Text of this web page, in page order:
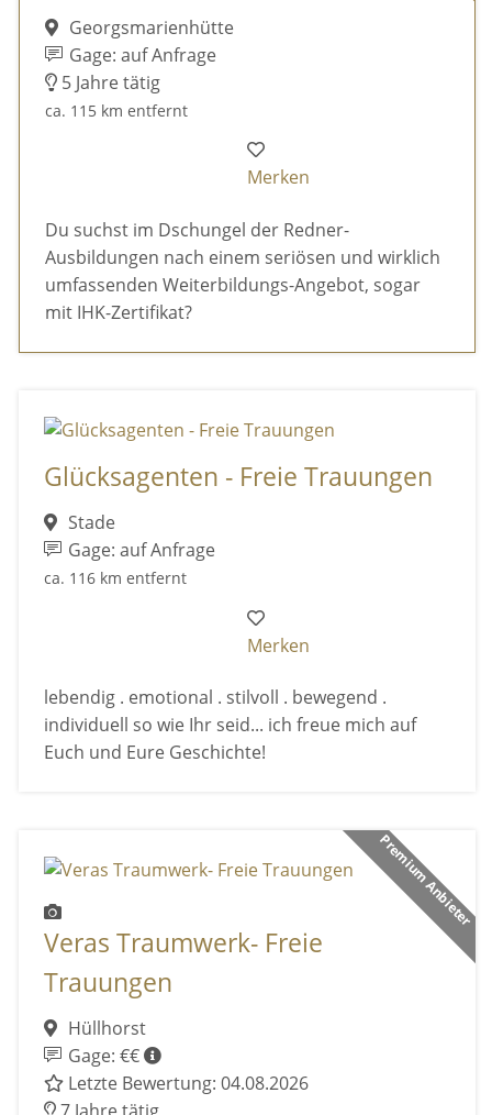
Georgsmarienhütte
Gage: auf Anfrage
5 Jahre tätig
ca. 115 km entfernt
Merken
Du suchst im Dschungel der Redner-
Ausbildungen nach einem seriösen und wirklich
umfassenden Weiterbildungs-Angebot, sogar
mit IHK-Zertifikat?
Glücksagenten - Freie Trauungen
Stade
Gage: auf Anfrage
ca. 116 km entfernt
Merken
lebendig . emotional . stilvoll . bewegend .
individuell so wie Ihr seid... ich freue mich auf
Euch und Eure Geschichte!
Premium Anbieter
Veras Traumwerk- Freie
Trauungen
Hüllhorst
Gage: €€
Letzte Bewertung: 04.08.2026